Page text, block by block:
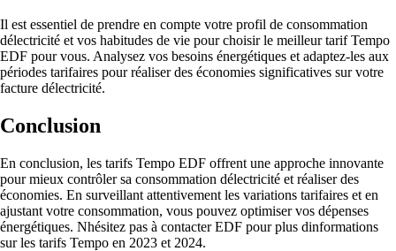
Il est essentiel de prendre en compte votre profil de consommation
délectricité et vos habitudes de vie pour choisir le meilleur tarif Tempo
EDF pour vous. Analysez vos besoins énergétiques et adaptez-les aux
périodes tarifaires pour réaliser des économies significatives sur votre
facture délectricité.
Conclusion
En conclusion, les tarifs Tempo EDF offrent une approche innovante
pour mieux contrôler sa consommation délectricité et réaliser des
économies. En surveillant attentivement les variations tarifaires et en
ajustant votre consommation, vous pouvez optimiser vos dépenses
énergétiques. Nhésitez pas à contacter EDF pour plus dinformations
sur les tarifs Tempo en 2023 et 2024.